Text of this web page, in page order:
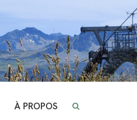
À PROPOS